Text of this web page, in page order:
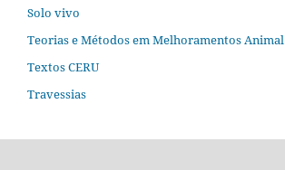
Solo vivo
Teorias e Métodos em Melhoramentos Animal
Textos CERU
Travessias